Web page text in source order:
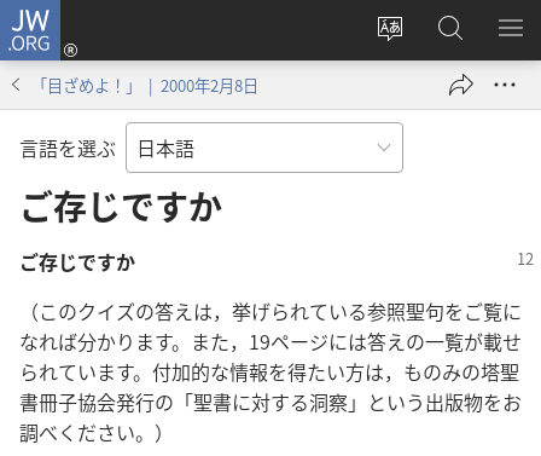
JW.ORG
サ
ト
の
言
る
ロ
グ
ン
し
開
く）
JW.ORG
の
検
メ
を
「目ざめよ！」 | 2000年2月8日
言語を選ぶ
ご存じですか
ご存じですか
（このクイズの答えは，挙げられている参照聖句をご覧に
なれば分かります。また，19ページには答えの一覧が載せ
られています。付加的な情報を得たい方は，ものみの塔聖
書冊子協会発行の「聖書に対する洞察」という出版物をお
調べください。）